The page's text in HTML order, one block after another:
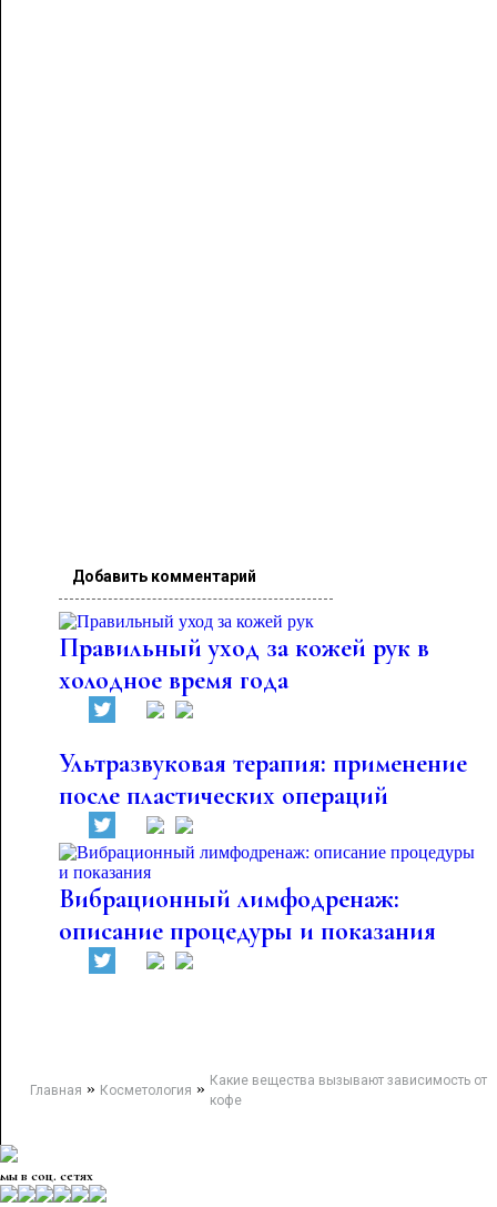
Добавить комментарий
Правильный уход за кожей рук в
холодное время года
Ультразвуковая терапия: применение
после пластических операций
Вибрационный лимфодренаж:
описание процедуры и показания
Главная » Косметология » Какие вещества вызывают зависимость от
кофе
мы в соц. сетях